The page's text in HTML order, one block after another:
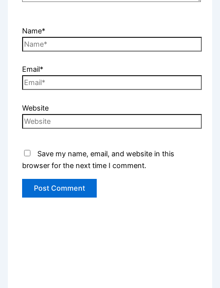
Name*
Email*
Website
Save my name, email, and website in this
browser for the next time I comment.